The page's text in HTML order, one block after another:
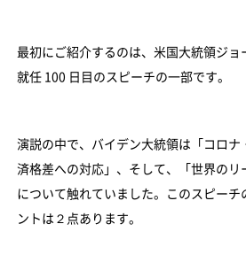
最初にご紹介するのは、米国大統領ジョ
就任 100 日目のスピーチの一部です。
演説の中で、バイデン大統領は「コロナ
済格差への対応」、そして、「世界のリ
について触れていました。このスピーチ
ントは２点あります。